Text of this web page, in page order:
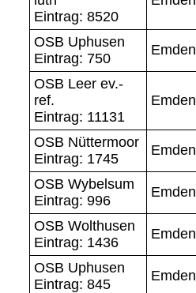
Eintrag: 8520
OSB Uphusen
Eintrag: 750
Emden
OSB Leer ev.-
ref.
Eintrag: 11131
Emden
OSB Nüttermoor
Eintrag: 1745
Emden
OSB Wybelsum
Eintrag: 996
Emden
OSB Wolthusen
Eintrag: 1436
Emden
OSB Uphusen
Eintrag: 845
Emden